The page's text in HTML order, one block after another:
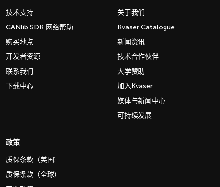
技术支持
CANlib SDK 网络帮助
购买地点
开发者资源
联系我们
下载中心
关于我们
Kvaser Catalogue
新闻资讯
技术合作伙伴
大学赞助
加入Kvaser
媒体与新闻中心
可持续发展
政策
质保条款（美国)
质保条款（全球）